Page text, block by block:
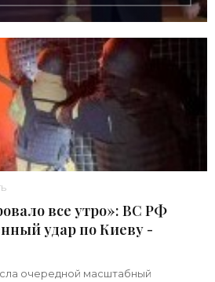
все утро»: ВС РФ
удар по Киеву -
очередной масштабный